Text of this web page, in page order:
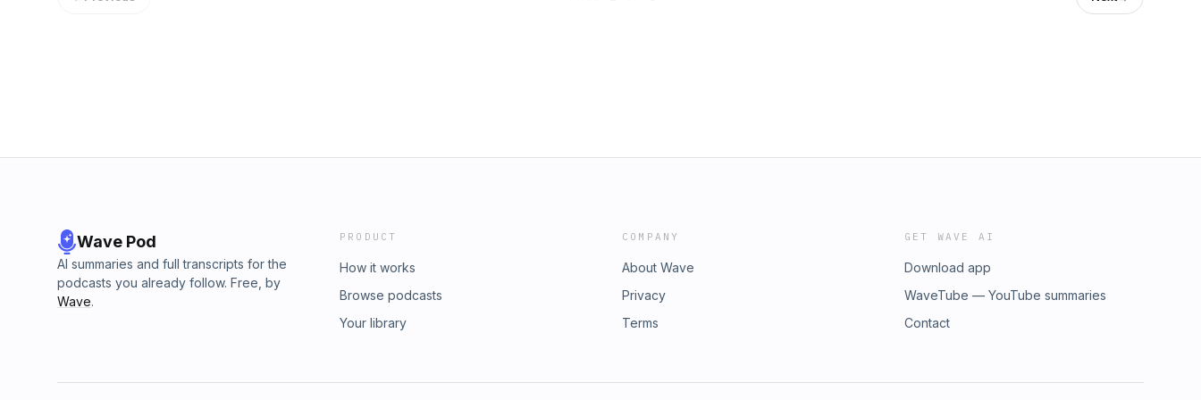
Wave Pod
AI summaries and full transcripts for the
podcasts you already follow. Free, by
Wave.
PRODUCT
How it works
Browse podcasts
Your library
COMPANY
About Wave
Privacy
Terms
GET WAVE AI
Download app
WaveTube — YouTube summaries
Contact